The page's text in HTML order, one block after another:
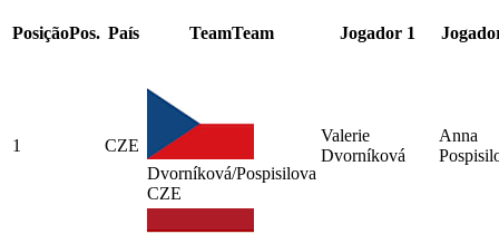
PosiçãoPos. País TeamTeam Jogador 1
1
CZE
Dvorníková/Pospisilova
CZE
Valerie
Dvorníková
Anna